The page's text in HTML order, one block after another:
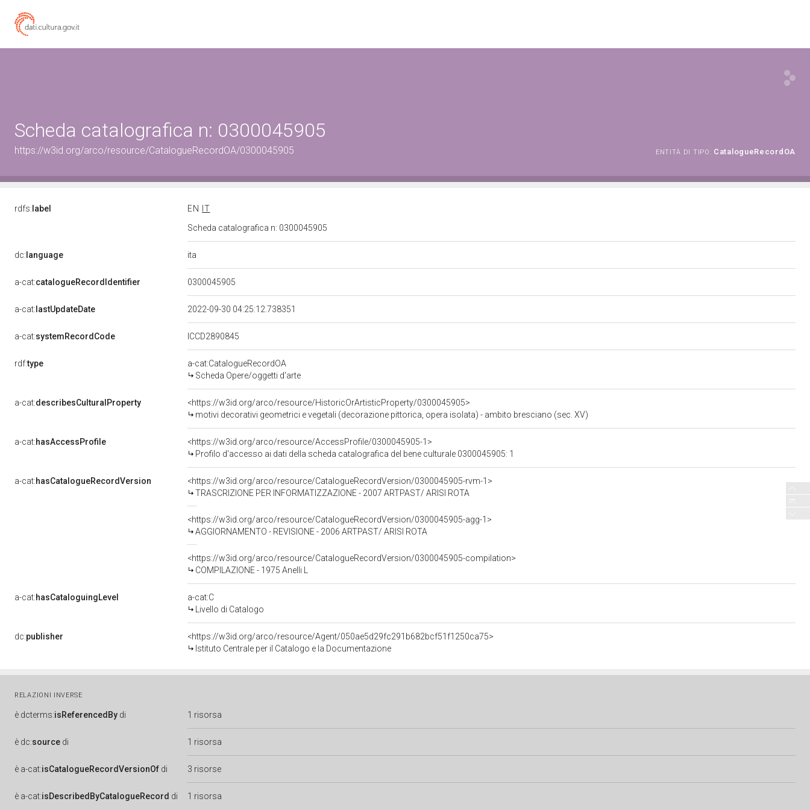
Scheda catalografica n: 0300045905
https://w3id.org/arco/resource/CatalogueRecordOA/0300045905 ENTITÀ DI TIPO: CatalogueRecordOA
rdfs: label EN
IT
Scheda catalografica n: 0300045905
dc: language ita
a-cat:catalogueRecordIdentifier 0300045905
a-cat: lastUpdateDate 2022-09-30 04:25:12.738351
a-cat:systemRecordCode ICCD2890845
rdf:type
a-cat:CatalogueRecordOA
Scheda Opere/oggetti d'arte
a-cat:describesCulturalProperty
<https://w3id.org/arco/resource/HistoricOrArtisticProperty/0300045905>
motivi decorativi geometrici e vegetali (decorazione pittorica, opera isolata) - ambito bresciano (sec. XV)
a-cat:hasAccessProfile
<https://w3id.org/arco/resource/AccessProfile/0300045905-1>
Profilo d'accesso ai dati della scheda catalografica del bene culturale 0300045905: 1
a-cat:hasCatalogueRecordVersion
<https://w3id.org/arco/resource/CatalogueRecordVersion/0300045905-rvm-1>
TRASCRIZIONE PER INFORMATIZZAZIONE - 2007 ARTPAST/ ARISI ROTA
<https://w3id.org/arco/resource/CatalogueRecordVersion/0300045905-agg-1>
AGGIORNAMENTO - REVISIONE - 2006 ARTPAST/ ARISI ROTA
<https://w3id.org/arco/resource/CatalogueRecordVersion/0300045905-compilation>
COMPILAZIONE - 1975 Anelli L
a-cat:hasCataloguingLevel
a-cat:C
Livello di Catalogo
dc:publisher
<https://w3id.org/arco/resource/Agent/050ae5d29fc291b682bcf51f1250ca75>
Istituto Centrale per il Catalogo e la Documentazione
RELAZIONI INVERSE
è dcterms:isReferencedBy di 1 risorsa
è dc:source di 1 risorsa
è a-cat:isCatalogueRecordVersionOf di 3 risorse
è a-cat:isDescribedByCatalogueRecord di 1 risorsa